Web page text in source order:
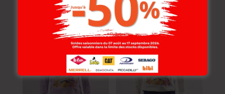
DT–31.800DT
22.800DT– 31.800
-30%